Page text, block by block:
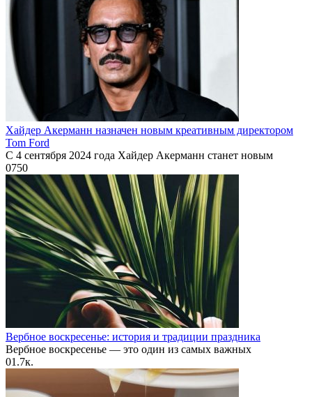
Хайдер Акерманн назначен новым креативным директором
Tom Ford
С 4 сентября 2024 года Хайдер Акерманн станет новым
0750
Вербное воскресенье: история и традиции праздника
Вербное воскресенье — это один из самых важных
01.7к.